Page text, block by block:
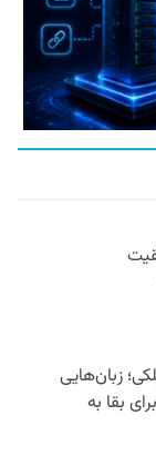
زبان‌هایی
بقا به